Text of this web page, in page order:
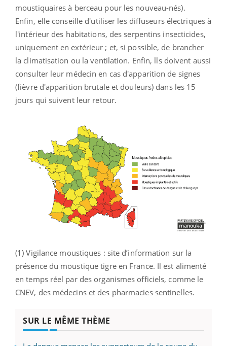
moustiquaires à berceau pour les nouveau-nés).
Enfin, elle conseille d'utiliser les diffuseurs électriques à
l'intérieur des habitations, des serpentins insecticides,
uniquement en extérieur ; et, si possible, de brancher
la climatisation ou la ventilation. Enfin, lls doivent aussi
consulter leur médecin en cas d'apparition de signes
(fièvre d'apparition brutale et douleurs) dans les 15
jours qui suivent leur retour.
(1) Vigilance moustiques : site d’information sur la
présence du moustique tigre en France. Il est alimenté
en temps réel par des organismes officiels, comme le
CNEV, des médecins et des pharmacies sentinelles.
SUR LE MÊME THÈME